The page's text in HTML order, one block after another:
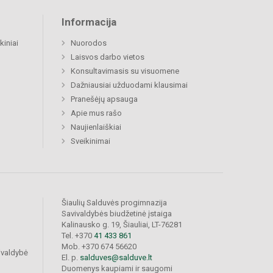
Informacija
Nuorodos
Laisvos darbo vietos
Konsultavimasis su visuomene
Dažniausiai užduodami klausimai
Pranešėjų apsauga
Apie mus rašo
Naujienlaiškiai
Sveikinimai
Šiaulių Salduvės progimnazija
Savivaldybės biudžetinė įstaiga
Kalinausko g. 19, Šiauliai, LT-76281
Tel. +370 41 433 861
Mob. +370 674 56620
El. p. salduves@salduve.lt
Duomenys kaupiami ir saugomi